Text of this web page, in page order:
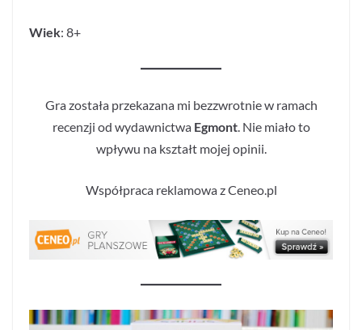
Wiek: 8+
Gra została przekazana mi bezzwrotnie w ramach
recenzji od wydawnictwa Egmont. Nie miało to
wpływu na kształt mojej opinii.
Współpraca reklamowa z Ceneo.pl